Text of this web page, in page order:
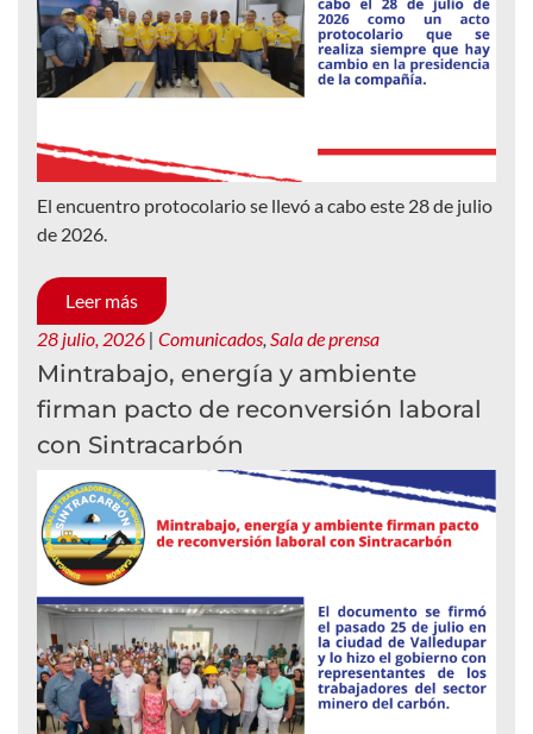
El encuentro protocolario se llevó a cabo este 28 de julio
de 2026.
Leer más
28 julio, 2026 | Comunicados, Sala de prensa
Mintrabajo, energía y ambiente
firman pacto de reconversión laboral
con Sintracarbón